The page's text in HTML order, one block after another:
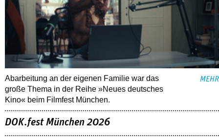
Abarbeitung an der eigenen Familie war das
große Thema in der Reihe »Neues deutsches
Kino« beim Filmfest München.
MEHR
DOK.fest München 2026